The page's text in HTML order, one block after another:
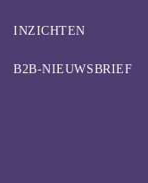
INZICHTEN
B2B-NIEUWSBRIEF